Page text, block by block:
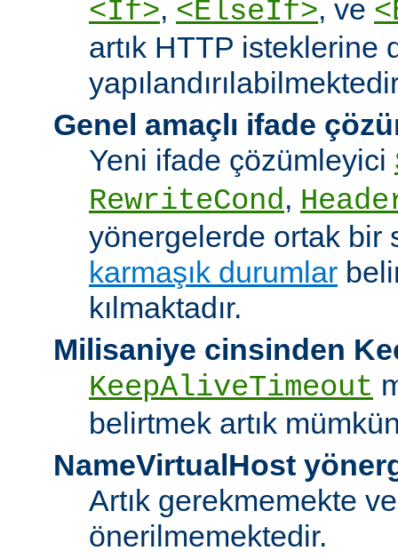
<If>, <ElseIf>, ve
artık HTTP isteklerine
Genel amaçlı ifade
Yeni ifade çözümleyici
RewriteCond,
yönergelerde ortak bir
karmaşık durumlar
kılmaktadır.
Milisaniye cinsinden
KeepAliveTimeout
belirtmek artık
NameVirtualHost
Artık gerekmemekte ve
önerilmemektedir.